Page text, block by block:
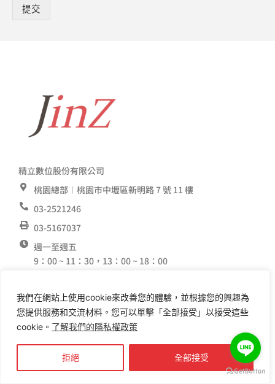
我們在網站上使用cookie來改善您的體驗，並根據您的興趣為
您提供服務和交流材料。您可以單擊「全部接受」以接受這些
cookie。 了解我們的隱私權政策
拒絕 全部接受
提交
精立數位股份有限公司
桃園總部︱桃園市中壢區新明路 7 號 11 樓
03-2521246
03-5167037
週一至週五
9：00 ~ 11：30，13：00 ~ 18：00
服務據點
F
a
c
e
o
I
n
s
t
g
Y
t
b
L
e